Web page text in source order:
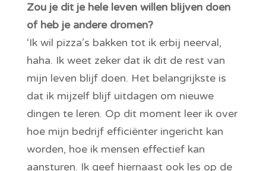
Zou je dit je hele leven willen blijven doen
of heb je andere dromen?
‘Ik wil pizza’s bakken tot ik erbij neerval,
haha. Ik weet zeker dat ik dit de rest van
mijn leven blijf doen. Het belangrijkste is
dat ik mijzelf blijf uitdagen om nieuwe
dingen te leren. Op dit moment leer ik over
hoe mijn bedrijf efficiënter ingericht kan
worden, hoe ik mensen effectief kan
aansturen. Ik geef hiernaast ook les op de